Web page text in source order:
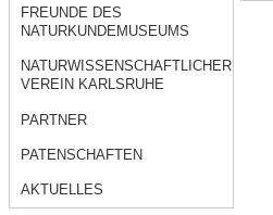
FREUNDE DES
NATURKUNDEMUSEUMS
NATURWISSENSCHAFTLICHER
VEREIN KARLSRUHE
PARTNER
PATENSCHAFTEN
AKTUELLES